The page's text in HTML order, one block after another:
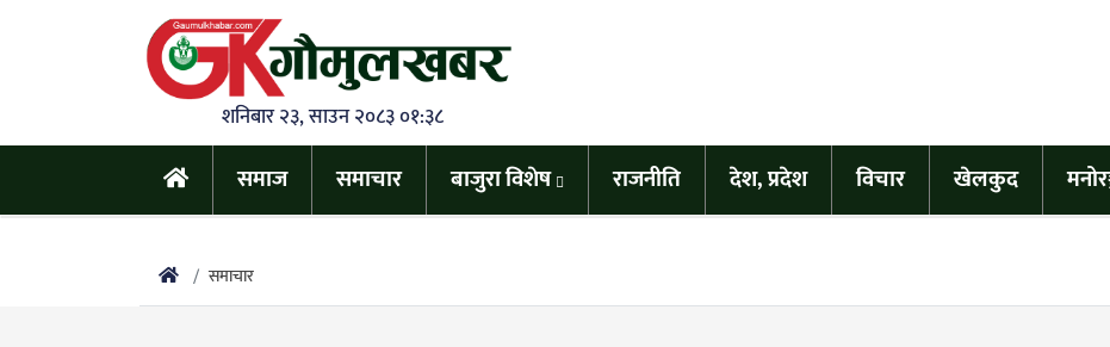
शनिबार २३, साउन २०८३ ०१:३८
समाज समाचार बाजुरा विशेष राजनीति देश, प्रदेश विचार खेलकुद
समाचार